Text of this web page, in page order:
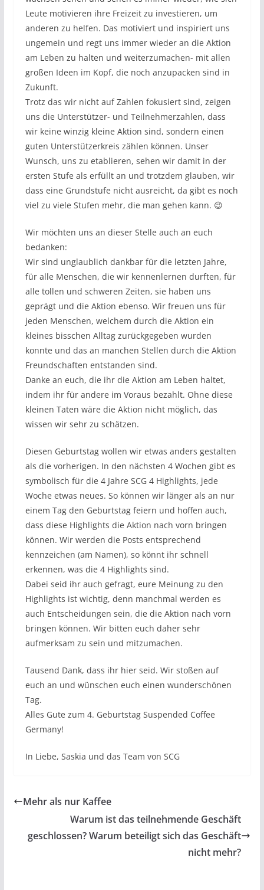
Leute motivieren ihre Freizeit zu investieren, um
anderen zu helfen. Das motiviert und inspiriert uns
ungemein und regt uns immer wieder an die Aktion
am Leben zu halten und weiterzumachen- mit allen
großen Ideen im Kopf, die noch anzupacken sind in
Zukunft.
Trotz das wir nicht auf Zahlen fokusiert sind, zeigen
uns die Unterstützer- und Teilnehmerzahlen, dass
wir keine winzig kleine Aktion sind, sondern einen
guten Unterstützerkreis zählen können. Unser
Wunsch, uns zu etablieren, sehen wir damit in der
ersten Stufe als erfüllt an und trotzdem glauben, wir
dass eine Grundstufe nicht ausreicht, da gibt es noch
viel zu viele Stufen mehr, die man gehen kann. 😉
Wir möchten uns an dieser Stelle auch an euch
bedanken:
Wir sind unglaublich dankbar für die letzten Jahre,
für alle Menschen, die wir kennenlernen durften, für
alle tollen und schweren Zeiten, sie haben uns
geprägt und die Aktion ebenso. Wir freuen uns für
jeden Menschen, welchem durch die Aktion ein
kleines bisschen Alltag zurückgegeben wurden
konnte und das an manchen Stellen durch die Aktion
Freundschaften entstanden sind.
Danke an euch, die ihr die Aktion am Leben haltet,
indem ihr für andere im Voraus bezahlt. Ohne diese
kleinen Taten wäre die Aktion nicht möglich, das
wissen wir sehr zu schätzen.
Diesen Geburtstag wollen wir etwas anders gestalten
als die vorherigen. In den nächsten 4 Wochen gibt es
symbolisch für die 4 Jahre SCG 4 Highlights, jede
Woche etwas neues. So können wir länger als an nur
einem Tag den Geburtstag feiern und hoffen auch,
dass diese Highlights die Aktion nach vorn bringen
können. Wir werden die Posts entsprechend
kennzeichen (am Namen), so könnt ihr schnell
erkennen, was die 4 Highlights sind.
Dabei seid ihr auch gefragt, eure Meinung zu den
Highlights ist wichtig, denn manchmal werden es
auch Entscheidungen sein, die die Aktion nach vorn
bringen können. Wir bitten euch daher sehr
aufmerksam zu sein und mitzumachen.
Tausend Dank, dass ihr hier seid. Wir stoßen auf
euch an und wünschen euch einen wunderschönen
Tag.
Alles Gute zum 4. Geburtstag Suspended Coffee
Germany!
In Liebe, Saskia und das Team von SCG
Mehr als nur Kaffee
Warum ist das teilnehmende Geschäft
geschlossen? Warum beteiligt sich das Geschäft
nicht mehr?